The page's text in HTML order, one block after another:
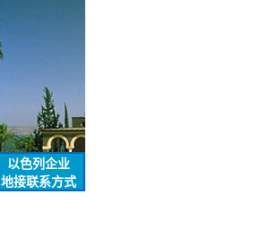
以色列企业
地接联系方式